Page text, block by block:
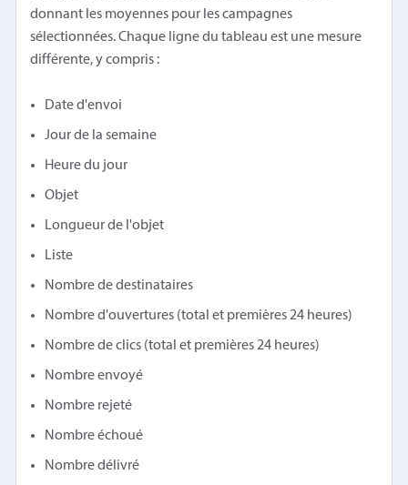
donnant les moyennes pour les campagnes
sélectionnées. Chaque ligne du tableau est une mesure
différente, y compris :
Date d'envoi
Jour de la semaine
Heure du jour
Objet
Longueur de l'objet
Liste
Nombre de destinataires
Nombre d'ouvertures (total et premières 24 heures)
Nombre de clics (total et premières 24 heures)
Nombre envoyé
Nombre rejeté
Nombre échoué
Nombre délivré